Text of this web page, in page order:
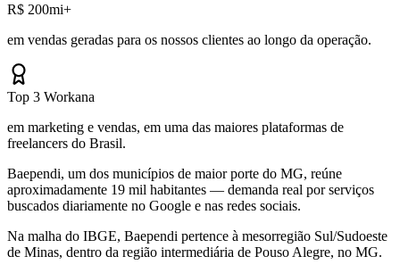
R$ 200mi+
em vendas geradas para os nossos clientes ao longo da operação.
Top 3 Workana
em marketing e vendas, em uma das maiores plataformas de
freelancers do Brasil.
Baependi, um dos municípios de maior porte do MG, reúne
aproximadamente 19 mil habitantes — demanda real por serviços
buscados diariamente no Google e nas redes sociais.
Na malha do IBGE, Baependi pertence à mesorregião Sul/Sudoeste
de Minas, dentro da região intermediária de Pouso Alegre, no MG.